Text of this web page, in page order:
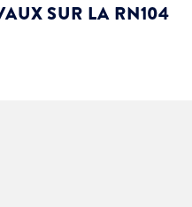
SUR LA RN104